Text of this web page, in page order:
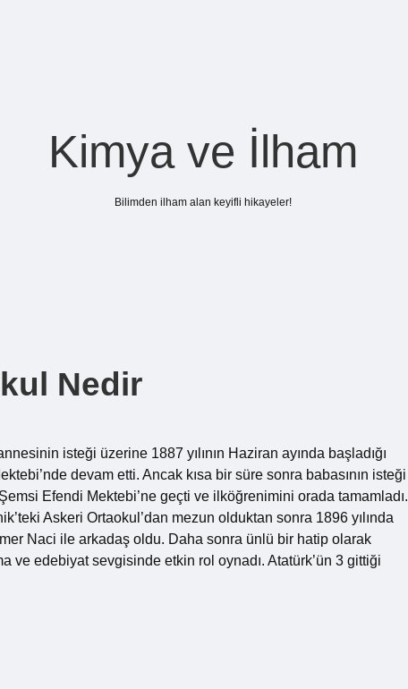
Kimya ve İlham
Bilimden ilham alan keyifli hikayeler!
Nedir
isteği üzerine 1887 yılının Haziran ayında başladığı
devam etti. Ancak kısa bir süre sonra babasının isteği
Efendi Mektebi’ne geçti ve ilköğrenimini orada tamamladı.
Askeri Ortaokul’dan mezun olduktan sonra 1896 yılında
Naci ile arkadaş oldu. Daha sonra ünlü bir hatip olarak
ve edebiyat sevgisinde etkin rol oynadı. Atatürk’ün 3 gittiği